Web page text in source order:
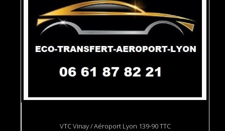
VTC Vinay / Aéroport Lyon 139-90 TTC